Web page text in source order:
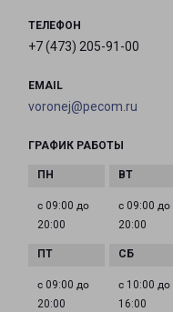
ТЕЛЕФОН
+7 (473) 205-91-00
EMAIL
voronej@pecom.ru
ГРАФИК РАБОТЫ
с 09:00 до
20:00
с 09:00 до
20:00
с 09:00 до
20:00
с 10:00 до
16:00